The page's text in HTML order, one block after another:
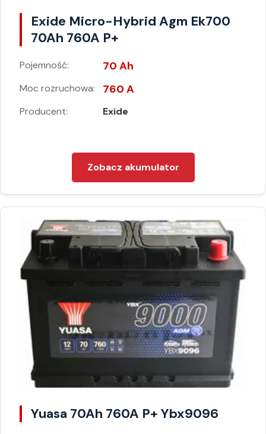
Exide Micro-Hybrid Agm Ek700
70Ah 760A P+
Pojemność: 70 Ah
Moc rozruchowa: 760 A
Producent: Exide
Zobacz akumulator
Yuasa 70Ah 760A P+ Ybx9096